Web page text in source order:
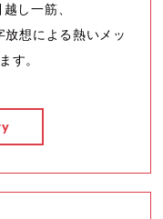
し一筋、
想による熱いメッ
す。